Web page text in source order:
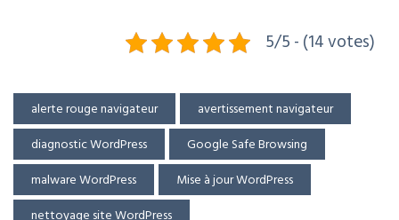
5/5 - (14 votes)
alerte rouge navigateur
avertissement navigateur
diagnostic WordPress
Google Safe Browsing
malware WordPress
Mise à jour WordPress
nettoyage site WordPress